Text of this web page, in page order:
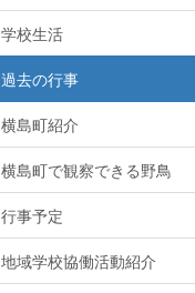
学校生活
過去の行事
横島町紹介
横島町で観察できる野鳥
行事予定
地域学校協働活動紹介